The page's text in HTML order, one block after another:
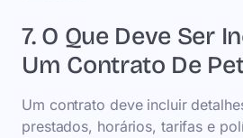
7. O Que Deve Ser
Um Contrato De
Um contrato deve incluir
prestados, horários, tarifas e